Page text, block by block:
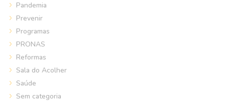
Pandemia
Prevenir
Programas
PRONAS
Reformas
Sala do Acolher
Saúde
Sem categoria